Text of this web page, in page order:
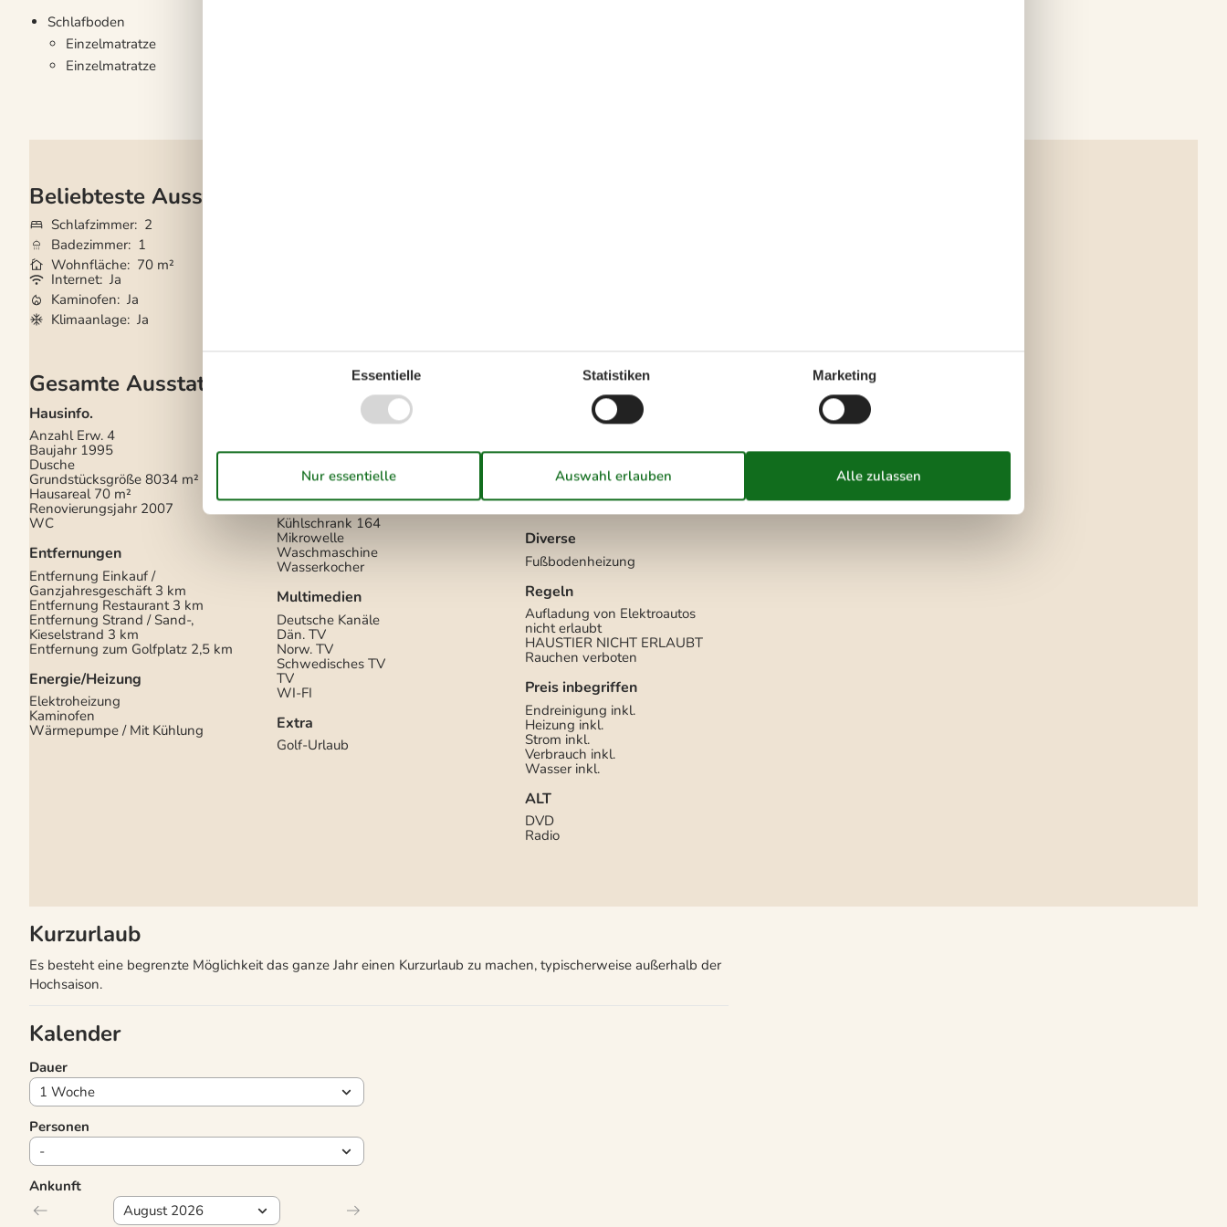
Schlafboden
Einzelmatratze
Einzelmatratze
Beliebteste Ausstattungen
Schlafzimmer 2
Badezimmer 1
Wohnfläche 70 m²
Internet Ja
Kaminofen Ja
Klimaanlage Ja
Gesamte Ausstattung
Hausinfo.
Anzahl Erw. 4
Baujahr 1995
Dusche
Grundstücksgröße 8034 m²
Hausareal 70 m²
Renovierungsjahr 2007
WC
Entfernungen
Entfernung Einkauf /
Ganzjahresgeschäft 3 km
Entfernung Restaurant 3 km
Entfernung Strand / Sand-,
Kieselstrand 3 km
Entfernung zum Golfplatz 2,5 km
Energie/Heizung
Elektroheizung
Kaminofen
Wärmepumpe / Mit Kühlung
Küchengeräte
Bügelbrett
Gefriertruhe 20
Herd
Kühlschrank 164
Mikrowelle
Waschmaschine
Wasserkocher
Multimedien
Deutsche Kanäle
Dän. TV
Norw. TV
Schwedisches TV
TV
WI-FI
Extra
Golf-Urlaub
Grill Gas
Parken auf dem Grundstück
Sonnenschirm 2
Diverse
Fußbodenheizung
Regeln
Aufladung von Elektroautos
nicht erlaubt
HAUSTIER NICHT ERLAUBT
Rauchen verboten
Preis inbegriffen
Endreinigung inkl.
Heizung inkl.
Strom inkl.
Verbrauch inkl.
Wasser inkl.
ALT
DVD
Radio
Kurzurlaub
Es besteht eine begrenzte Möglichkeit das ganze Jahr einen Kurzurlaub zu machen, typischerweise außerhalb der
Hochsaison.
Kalender
Ankunft
Dauer
Personen
Essentielle Statistiken Marketing